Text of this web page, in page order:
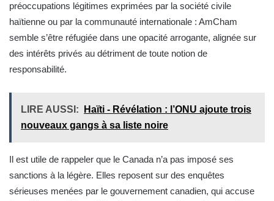
préoccupations légitimes exprimées par la société civile
haïtienne ou par la communauté internationale : AmCham
semble s’être réfugiée dans une opacité arrogante, alignée sur
des intérêts privés au détriment de toute notion de
responsabilité.
LIRE AUSSI:
Haïti - Révélation : l’ONU ajoute trois
nouveaux gangs à sa liste noire
Il est utile de rappeler que le Canada n’a pas imposé ses
sanctions à la légère. Elles reposent sur des enquêtes
sérieuses menées par le gouvernement canadien, qui accuse